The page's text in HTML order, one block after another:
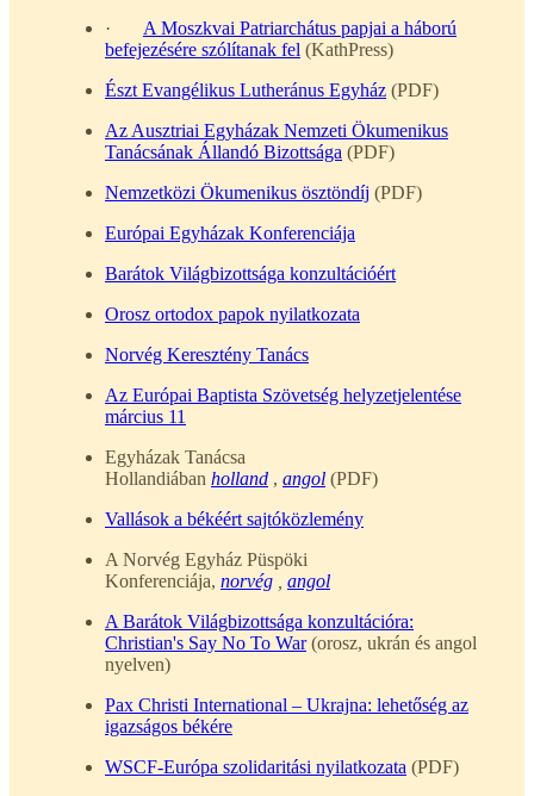
· A Moszkvai Patriarchátus papjai a háború
befejezésére szólítanak fel (KathPress)
Észt Evangélikus Lutheránus Egyház (PDF)
Az Ausztriai Egyházak Nemzeti Ökumenikus
Tanácsának Állandó Bizottsága (PDF)
Nemzetközi Ökumenikus ösztöndíj (PDF)
Európai Egyházak Konferenciája
Barátok Világbizottsága konzultációért
Orosz ortodox papok nyilatkozata
Norvég Keresztény Tanács
Az Európai Baptista Szövetség helyzetjelentése
március 11
Egyházak Tanácsa
Hollandiában holland , angol (PDF)
Vallások a békéért sajtóközlemény
A Norvég Egyház Püspöki
Konferenciája, norvég
angol
A Barátok Világbizottsága konzultációra:
Christian's Say No To War(orosz, ukrán és angol
nyelven)
Pax Christi International – Ukrajna: lehetőség az
igazságos békére
WSCF-Európa szolidaritási nyilatkozata (PDF)